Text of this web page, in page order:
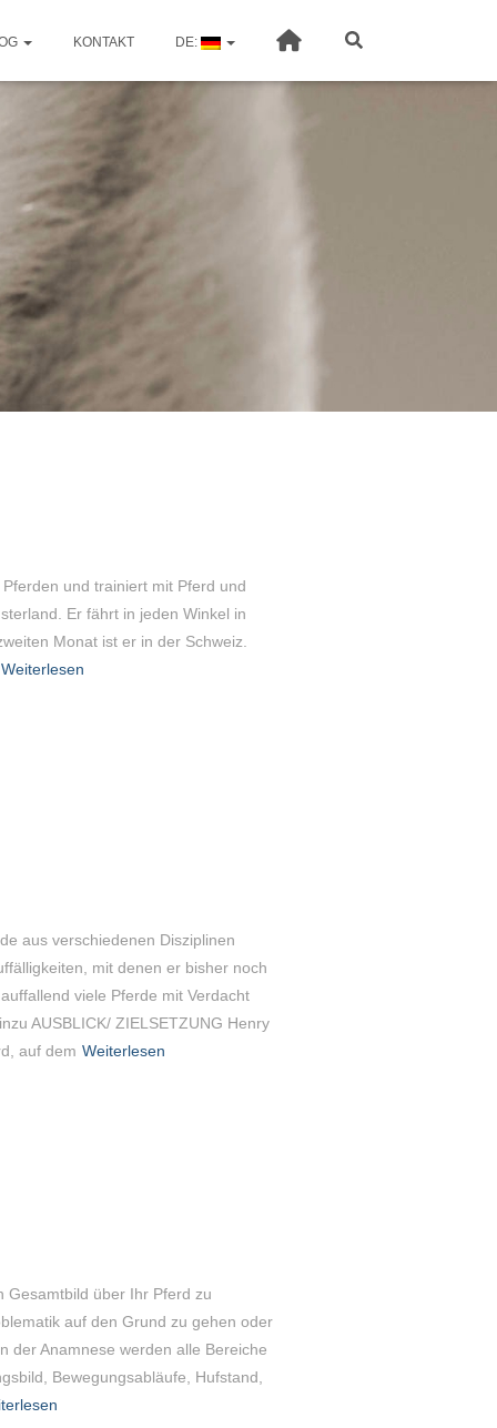
KONTAKT DE:
und trainiert mit Pferd und
Er fährt in jeden Winkel in
Monat ist er in der Schweiz.
Weiterlesen
aus verschiedenen Disziplinen
mit denen er bisher noch
viele Pferde mit Verdacht
AUSBLICK/ ZIELSETZUNG Henry
auf dem Weiterlesen
Gesamtbild über Ihr Pferd zu
auf den Grund zu gehen oder
der Anamnese werden alle Bereiche
Bewegungsabläufe, Hufstand,